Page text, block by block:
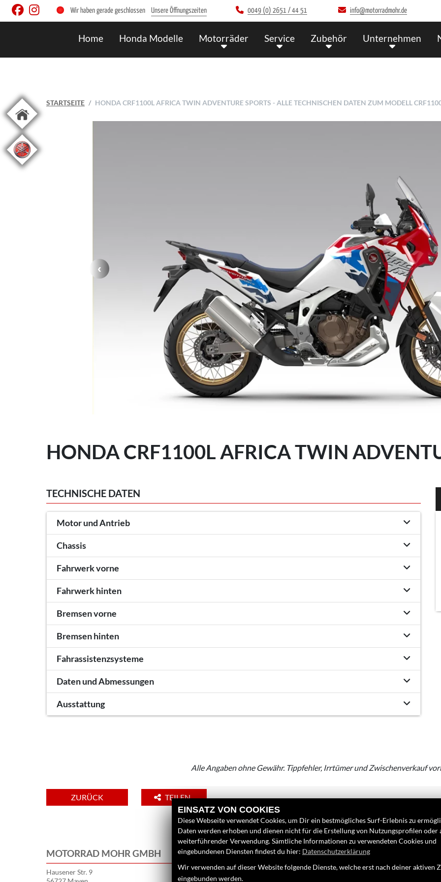
Wir haben gerade geschlossen Unsere Öffnungszeiten 0049 (0) 2651 / 44 51 info@motorradmohr.de
Home Honda Modelle Motorräder Service Zubehör Unternehmen
STARTSEITE HONDA CRF1100L AFRICA TWIN ADVENTURE SPORTS - ALLE TECHNISCHEN DATEN ZUM MODELL
HONDA CRF1100L AFRICA TWIN
TECHNISCHE DATEN
Motor und Antrieb
Chassis
Fahrwerk vorne
Fahrwerk hinten
Bremsen vorne
Bremsen hinten
Fahrassistenzsysteme
Daten und Abmessungen
Ausstattung
Alle Angaben ohne Gewähr. Tippfehler, Irrtümer und Zwischenverkauf
ZURÜCK TEILEN
MOTORRAD MOHR GMBH
Hausener Str. 9
LINKS
Unternehmen
EINSATZ VON COOKIES
Diese Webseite verwendet Cookies, um Dir ein bestmögliches Surf-Erlebnis zu
Daten werden erhoben und dienen nicht für die Erstellung von Nutzungsprofilen oder
weiterführender Verwendung. Sämtliche Informationen zu verwendeten Cookies und
eingebundenen Diensten findest du hier: Datenschutzerklärung
Wir verwenden auf dieser Website folgende Dienste, welche erst nach deiner aktiven
eingebunden werden.